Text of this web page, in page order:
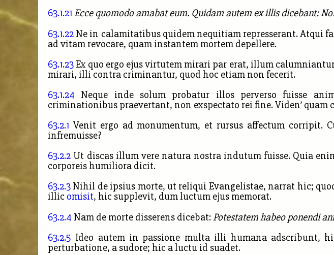
63.1.21 Ecce quomodo amabat eum. Quidam autem ex illis dicebant:
63.1.22 Ne in calamitatibus quidem nequitiam represserant. Atqui
ad vitam revocare, quam instantem mortem depellere.
63.1.23Ex quo ergo ejus virtutem mirari par erat, illum
mirari, illi contra criminantur, quod hoc etiam non fecerit.
63.1.24 Neque inde solum probatur illos perverso fuisse
criminationibus praevertant, non exspectato rei fine. Viden’ quam
63.2.1 Venit ergo ad monumentum, et rursus affectum corripit.
infremuisse?
63.2.2 Ut discas illum vere natura nostra indutum fuisse. Quia
corporeis humiliora dicit.
63.2.3 Nihil de ipsius morte, ut reliqui Evangelistae, narrat hic;
illic omisit, hic supplevit, dum luctum ejus memorat.
63.2.4 Nam de morte disserens dicebat:Potestatem habeo ponendi
63.2.5 Ideo autem in passione multa illi humana adscribunt,
perturbatione, a sudore; hic a luctu id suadet.